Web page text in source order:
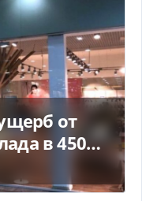
от
в 450